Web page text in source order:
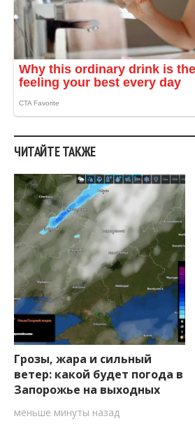
ЧИТАЙТЕ ТАКЖЕ
Грозы, жара и сильный
ветер: какой будет погода в
Запорожье на выходных
меньше минуты назад